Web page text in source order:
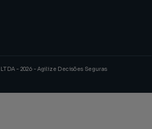
- 2026 - Agilize Decisões Seguras